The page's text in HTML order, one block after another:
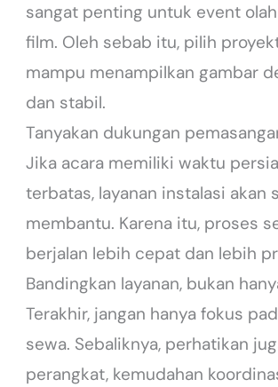
sangat penting untuk event
film. Oleh sebab itu, pilih
mampu menampilkan gambar
dan stabil.
Tanyakan dukungan
Jika acara memiliki waktu
terbatas, layanan instalasi akan
membantu. Karena itu, proses
berjalan lebih cepat dan lebih
Bandingkan layanan, bukan
Terakhir, jangan hanya fokus
sewa. Sebaliknya, perhatikan
perangkat, kemudahan